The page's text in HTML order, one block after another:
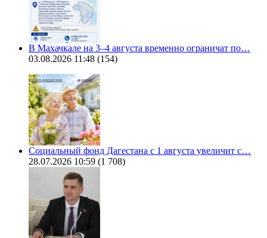
В Махачкале на 3–4 августа временно ограничат по…
03.08.2026 11:48 (154)
Социальный фонд Дагестана с 1 августа увеличит с…
28.07.2026 10:59 (1 708)